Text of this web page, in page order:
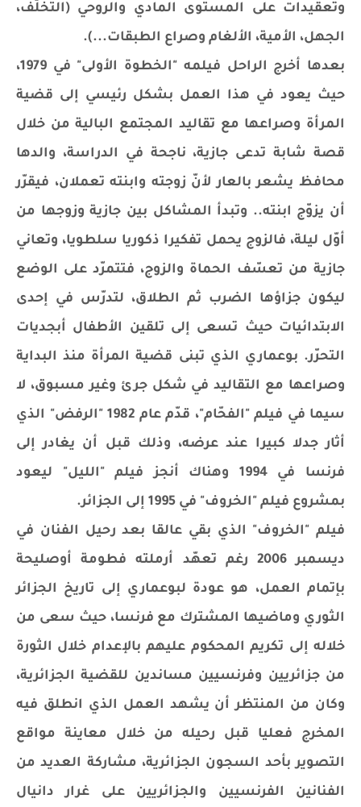
وتعقيدات على المستوى المادي والروحي (التخلّف،
الجهل، الأمية، الألغام وصراع الطبقات...).
بعدها أخرج الراحل فيلمه "الخطوة الأولى" في 1979،
حيث يعود في هذا العمل بشكل رئيسي إلى قضية
المرأة وصراعها مع تقاليد المجتمع البالية من خلال
قصة شابة تدعى جازية، ناجحة في الدراسة، والدها
محافظ يشعر بالعار لأنّ زوجته وابنته تعملان، فيقرّر
أن يزوّج ابنته.. وتبدأ المشاكل بين جازية وزوجها من
أوّل ليلة، فالزوج يحمل تفكيرا ذكوريا سلطويا، وتعاني
جازية من تعسّف الحماة والزوج، فتتمرّد على الوضع
ليكون جزاؤها الضرب ثم الطلاق، لتدرّس في إحدى
الابتدائيات حيث تسعى إلى تلقين الأطفال أبجديات
التحرّر. بوعماري الذي تبنى قضية المرأة منذ البداية
وصراعها مع التقاليد في شكل جرئ وغير مسبوق، لا
سيما في فيلم "الفحّام"، قدّم عام 1982 "الرفض" الذي
أثار جدلا كبيرا عند عرضه، وذلك قبل أن يغادر إلى
فرنسا في 1994 وهناك أنجز فيلم "الليل" ليعود
بمشروع فيلم "الخروف" في 1995 إلى الجزائر.
فيلم "الخروف" الذي بقي عالقا بعد رحيل الفنان في
ديسمبر 2006 رغم تعهّد أرملته فطومة أوصليحة
بإتمام العمل، هو عودة لبوعماري إلى تاريخ الجزائر
الثوري وماضيها المشترك مع فرنسا، حيث سعى من
خلاله إلى تكريم المحكوم عليهم بالإعدام خلال الثورة
من جزائريين وفرنسيين مساندين للقضية الجزائرية،
وكان من المنتظر أن يشهد العمل الذي انطلق فيه
المخرج فعليا قبل رحيله من خلال معاينة مواقع
التصوير بأحد السجون الجزائرية، مشاركة العديد من
الفنانين الفرنسيين والجزائريين على غرار دانيال